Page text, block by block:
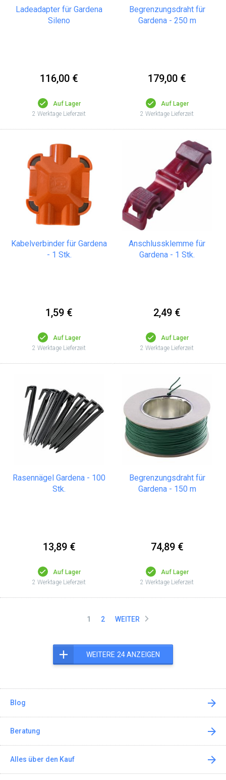
Ladeadapter für Gardena
Sileno
116,00 €
Auf Lager
2 Werktage Lieferzeit
Begrenzungsdraht für
Gardena - 250 m
179,00 €
Auf Lager
2 Werktage Lieferzeit
Kabelverbinder für Gardena
- 1 Stk.
1,59 €
Auf Lager
2 Werktage Lieferzeit
Anschlussklemme für
Gardena - 1 Stk.
2,49 €
Auf Lager
2 Werktage Lieferzeit
Rasennägel Gardena - 100
Stk.
13,89 €
Auf Lager
2 Werktage Lieferzeit
Begrenzungsdraht für
Gardena - 150 m
74,89 €
Auf Lager
2 Werktage Lieferzeit
1 2 WEITER
WEITERE 24 ANZEIGEN
Blog
Beratung
Alles über den Kauf